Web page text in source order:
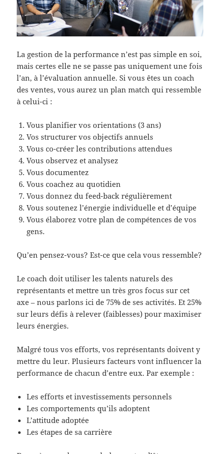
La gestion de la performance n’est pas simple en soi,
mais certes elle ne se passe pas uniquement une fois
l’an, à l’évaluation annuelle. Si vous êtes un coach
des ventes, vous aurez un plan match qui ressemble
à celui-ci :
Vous planifier vos orientations (3 ans)
Vos structurer vos objectifs annuels
Vous co-créer les contributions attendues
Vous observez et analysez
Vous documentez
Vous coachez au quotidien
Vous donnez du feed-back régulièrement
Vous soutenez l’énergie individuelle et d’équipe
Vous élaborez votre plan de compétences de vos
gens.
Qu’en pensez-vous? Est-ce que cela vous ressemble?
Le coach doit utiliser les talents naturels des
représentants et mettre un très gros focus sur cet
axe – nous parlons ici de 75% de ses activités. Et 25%
sur leurs défis à relever (faiblesses) pour maximiser
leurs énergies.
Malgré tous vos efforts, vos représentants doivent y
mettre du leur. Plusieurs facteurs vont influencer la
performance de chacun d’entre eux. Par exemple :
Les efforts et investissements personnels
Les comportements qu’ils adoptent
L’attitude adoptée
Les étapes de sa carrière